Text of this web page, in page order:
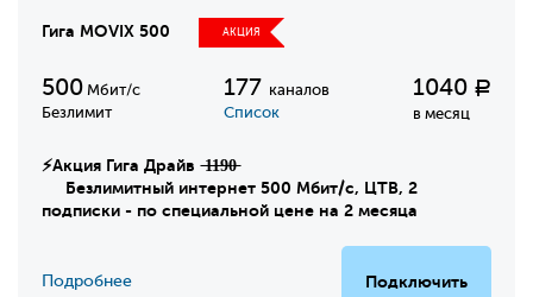
Гига MOVIX 500 АКЦИЯ
500 Мбит/с
Безлимит
177 каналов
Список
1040 Р
в месяц
⚡Акция Гига Драйв ̶1̶1̶9̶0̶
Безлимитный интернет 500 Мбит/с, ЦТВ, 2
подписки - по специальной цене на 2 месяца
Подключить
Подробнее